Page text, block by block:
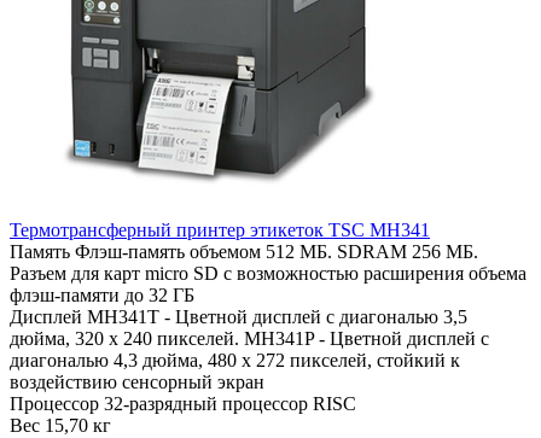
Термотрансферный принтер этикеток TSC MH341
Память Флэш-память объемом 512 МБ. SDRAM 256 МБ.
Разъем для карт micro SD с возможностью расширения объема
флэш-памяти до 32 ГБ
Дисплей MH341T - Цветной дисплей с диагональю 3,5
дюйма, 320 x 240 пикселей. MH341P - Цветной дисплей с
диагональю 4,3 дюйма, 480 x 272 пикселей, стойкий к
воздействию сенсорный экран
Процессор 32-разрядный процессор RISC
Вес 15,70 кг